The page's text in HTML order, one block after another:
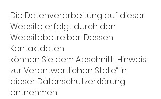
Die Datenverarbeitung auf dieser
Website erfolgt durch den
Websitebetreiber. Dessen
Kontaktdaten
können Sie dem Abschnitt „Hinweis
zur Verantwortlichen Stelle“ in
dieser Datenschutzerklärung
entnehmen.